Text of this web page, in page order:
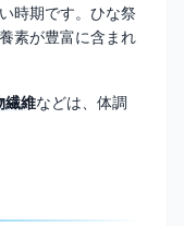
時期です。ひな祭
素が豊富に含まれ
繊維などは、体調